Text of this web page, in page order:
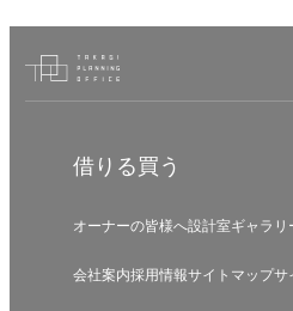
借りる 買う
オーナーの皆様へ設計室ギャラリ
会社案内採用情報サイトマップサ